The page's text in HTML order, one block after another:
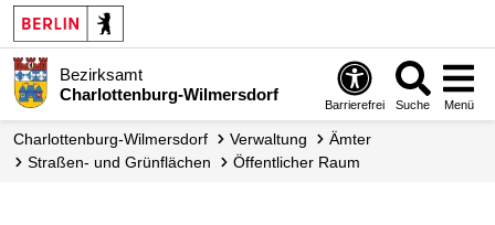
Bezirksamt
Charlottenburg-Wilmersdorf
Barrierefrei Suche Menü
Charlottenburg-Wilmersdorf Verwaltung
Ämter
Straßen- und Grünflächen
Öffentlicher Raum